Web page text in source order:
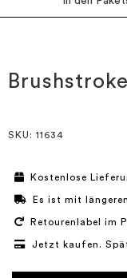
der
Bildgalerie
der
Bildgalerie
SKU : 11634
Kostenlose
Es ist mit
Retourenlabel im
Jetzt kaufen.